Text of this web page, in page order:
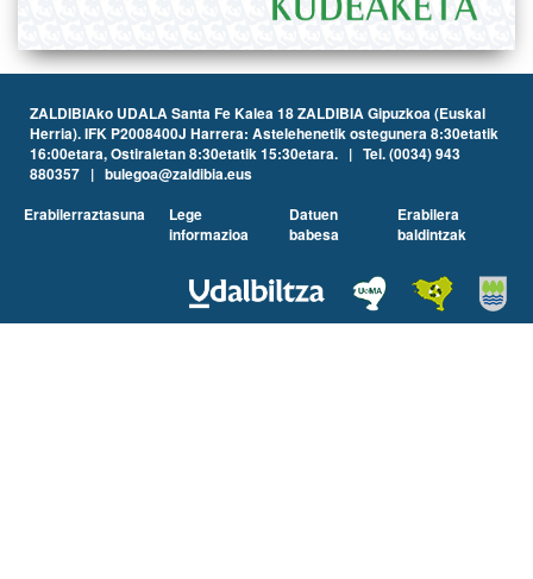
ZALDIBIAko UDALA Santa Fe Kalea 18 ZALDIBIA Gipuzkoa (Euskal
Herria). IFK P2008400J Harrera: Astelehenetik ostegunera 8:30etatik
16:00etara, Ostiraletan 8:30etatik 15:30etara. | Tel. (0034) 943
880357 | bulegoa@zaldibia.eus
Erabilerraztasuna
Lege
informazioa
Datuen
babesa
Erabilera
baldintzak